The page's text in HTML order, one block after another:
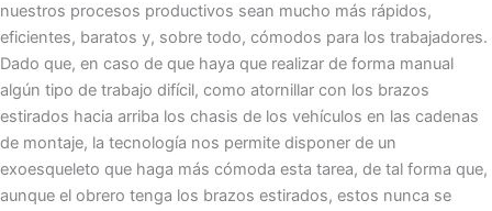
nuestros procesos productivos sean mucho más rápidos,
eficientes, baratos y, sobre todo, cómodos para los trabajadores.
Dado que, en caso de que haya que realizar de forma manual
algún tipo de trabajo difícil, como atornillar con los brazos
estirados hacia arriba los chasis de los vehículos en las cadenas
de montaje, la tecnología nos permite disponer de un
exoesqueleto que haga más cómoda esta tarea, de tal forma que,
aunque el obrero tenga los brazos estirados, estos nunca se